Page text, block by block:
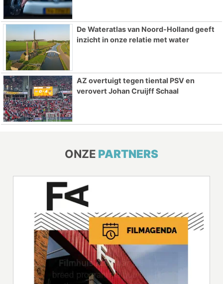
De Wateratlas van Noord-Holland geeft
inzicht in onze relatie met water
AZ overtuigt tegen tiental PSV en
verovert Johan Cruijff Schaal
ONZE PARTNERS